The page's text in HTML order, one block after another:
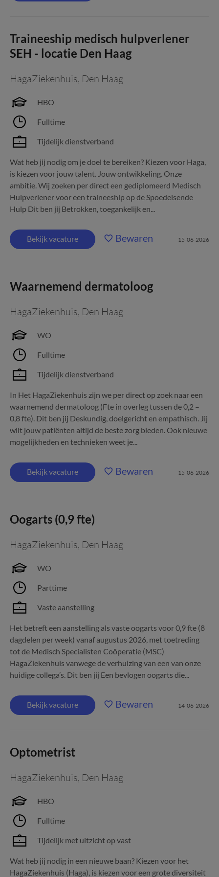
Traineeship medisch hulpverlener
SEH - locatie Den Haag
HagaZiekenhuis, Den Haag
HBO
Fulltime
Tijdelijk dienstverband
Wat heb jij nodig om je doel te bereiken? Kiezen voor Haga,
is kiezen voor jouw talent. Jouw ontwikkeling. Onze
ambitie. Wij zoeken per direct een gediplomeerd Medisch
Hulpverlener voor een traineeship op de Spoedeisende
Hulp Dit ben jij Betrokken, toegankelijk en...
Bekijk vacature Bewaren 15-06-2026
Waarnemend dermatoloog
HagaZiekenhuis, Den Haag
WO
Fulltime
Tijdelijk dienstverband
In Het HagaZiekenhuis zijn we per direct op zoek naar een
waarnemend dermatoloog (Fte in overleg tussen de 0,2 –
0,8 fte). Dit ben jij Deskundig, doelgericht en empathisch. Jij
wilt jouw patiënten altijd de beste zorg bieden. Ook nieuwe
mogelijkheden en technieken weet je...
Bekijk vacature Bewaren 15-06-2026
Oogarts (0,9 fte)
HagaZiekenhuis, Den Haag
WO
Parttime
Vaste aanstelling
Het betreft een aanstelling als vaste oogarts voor 0,9 fte (8
dagdelen per week) vanaf augustus 2026, met toetreding
tot de Medisch Specialisten Coöperatie (MSC)
HagaZiekenhuis vanwege de verhuizing van een van onze
huidige collega’s. Dit ben jij Een bevlogen oogarts die...
Bekijk vacature Bewaren 14-06-2026
Optometrist
HagaZiekenhuis, Den Haag
HBO
Fulltime
Tijdelijk met uitzicht op vast
Wat heb jij nodig in een nieuwe baan? Kiezen voor het
HagaZiekenhuis (Haga), is kiezen voor een grote diversiteit